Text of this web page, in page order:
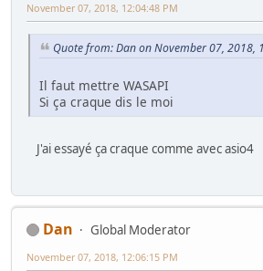
November 07, 2018, 12:04:48 PM
Quote from: Dan on November 07, 2018,
Il faut mettre WASAPI
Si ça craque dis le moi
J'ai essayé ça craque comme avec asio4
Dan
Global Moderator
November 07, 2018, 12:06:15 PM